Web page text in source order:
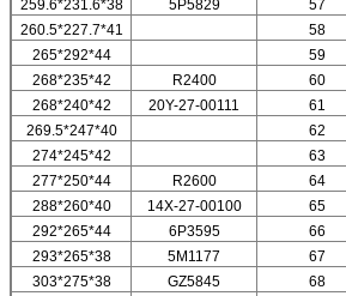
259.6*231.6*38
5P5829 57
260.5*227.7*41
58
265*292*44
59
268*235*42
R2400 60
268*240*42
20Y-27-00111 61
269.5*247*40
62
274*245*42
63
277*250*44
R2600 64
288*260*40
14X-27-00100 65
292*265*44
6P3595 66
293*265*38
5M1177 67
303*275*38
GZ5845 68